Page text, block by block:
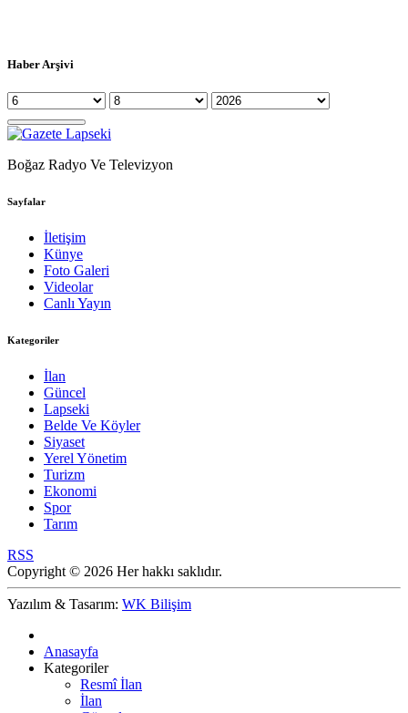
Haber Arşivi
Boğaz Radyo Ve Televizyon
Sayfalar
İletişim
Künye
Foto Galeri
Videolar
Canlı Yayın
Kategoriler
İlan
Güncel
Lapseki
Belde Ve Köyler
Siyaset
Yerel Yönetim
Turizm
Ekonomi
Spor
Tarım
RSS
Copyright © 2026 Her hakkı saklıdır.
Yazılım & Tasarım: WK Bilişim
Anasayfa
Kategoriler
Resmî İlan
İlan